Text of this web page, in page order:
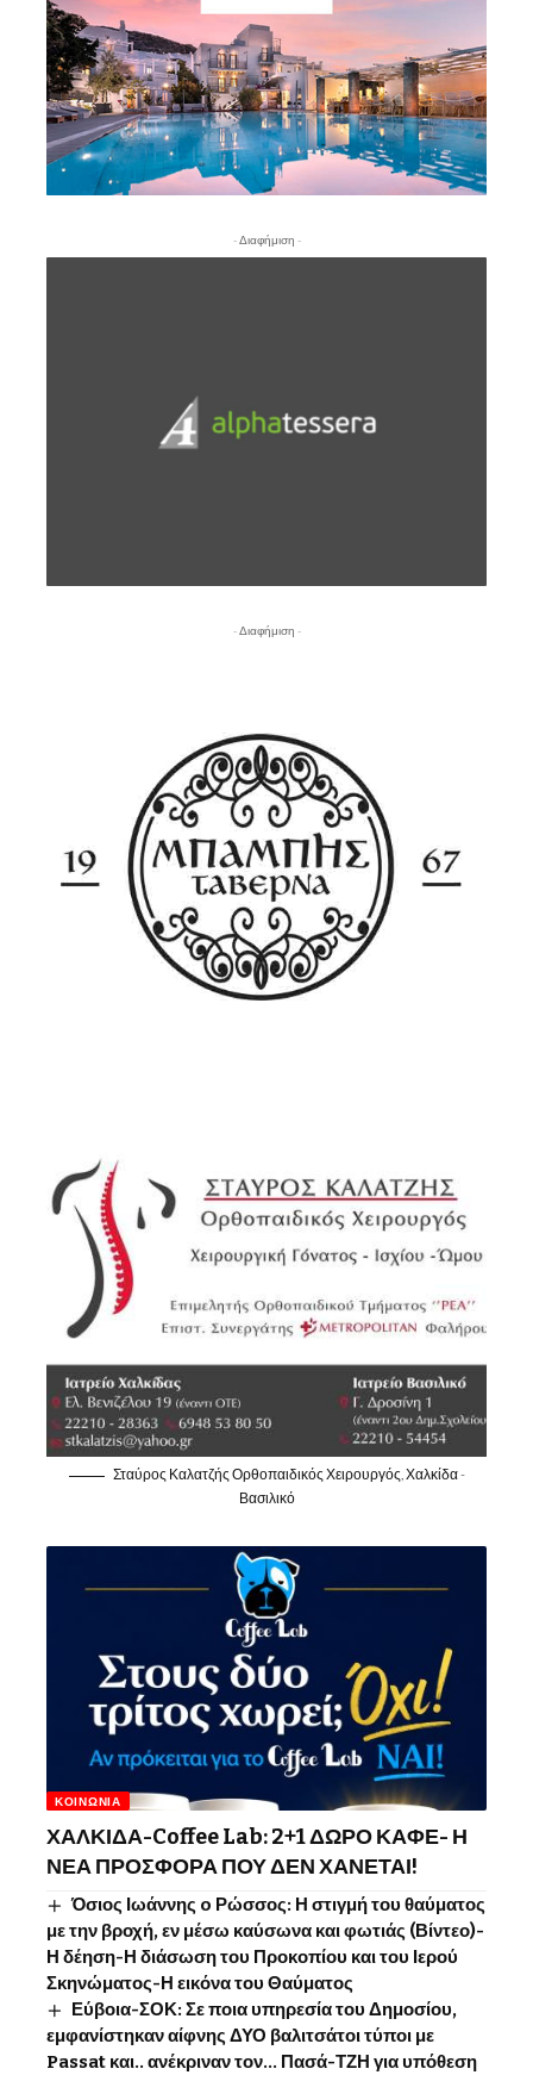
- Διαφήμιση -
- Διαφήμιση -
Σταύρος Καλατζής Ορθοπαιδικός Χειρουργός, Χαλκίδα -
Βασιλικό
ΚΟΙΝΩΝΊΑ
ΧΑΛΚΙΔΑ-Coffee Lab: 2+1 ΔΩΡΟ ΚΑΦΕ- Η
ΝΕΑ ΠΡΟΣΦΟΡΑ ΠΟΥ ΔΕΝ ΧΑΝΕΤΑΙ!
Όσιος Ιωάννης o Ρώσσος: Η στιγμή του θαύματος
με την βροχή, εν μέσω καύσωνα και φωτιάς (Βίντεο)-
Η δέηση-Η διάσωση του Προκοπίου και του Ιερού
Σκηνώματος-Η εικόνα του Θαύματος
Εύβοια-ΣΟΚ: Σε ποια υπηρεσία του Δημοσίου,
εμφανίστηκαν αίφνης ΔΥΟ βαλιτσάτοι τύποι με
Passat και.. ανέκριναν τον… Πασά-ΤΖΗ για υπόθεση